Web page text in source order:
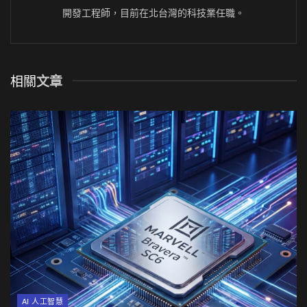
開發工程師，目前在北台灣的科技業任職。
相關文章
AI 人工智慧